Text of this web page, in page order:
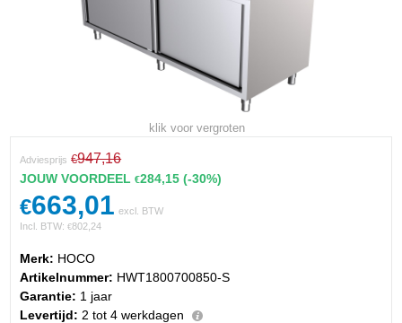
klik voor vergroten
Adviesprijs €947,16
JOUW VOORDEEL€284,15 (-30%)
€663,01 excl. BTW
Incl. BTW:€802,24
Merk: HOCO
Artikelnummer: HWT1800700850-S
Garantie: 1 jaar
Levertijd: 2 tot 4 werkdagen